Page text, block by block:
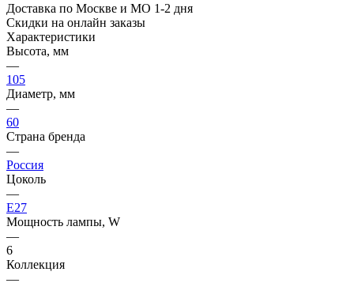
Доставка по Москве и МО 1-2 дня
Скидки на онлайн заказы
Характеристики
Высота, мм
—
105
Диаметр, мм
—
60
Страна бренда
—
Россия
Цоколь
—
E27
Мощность лампы, W
—
6
Коллекция
—